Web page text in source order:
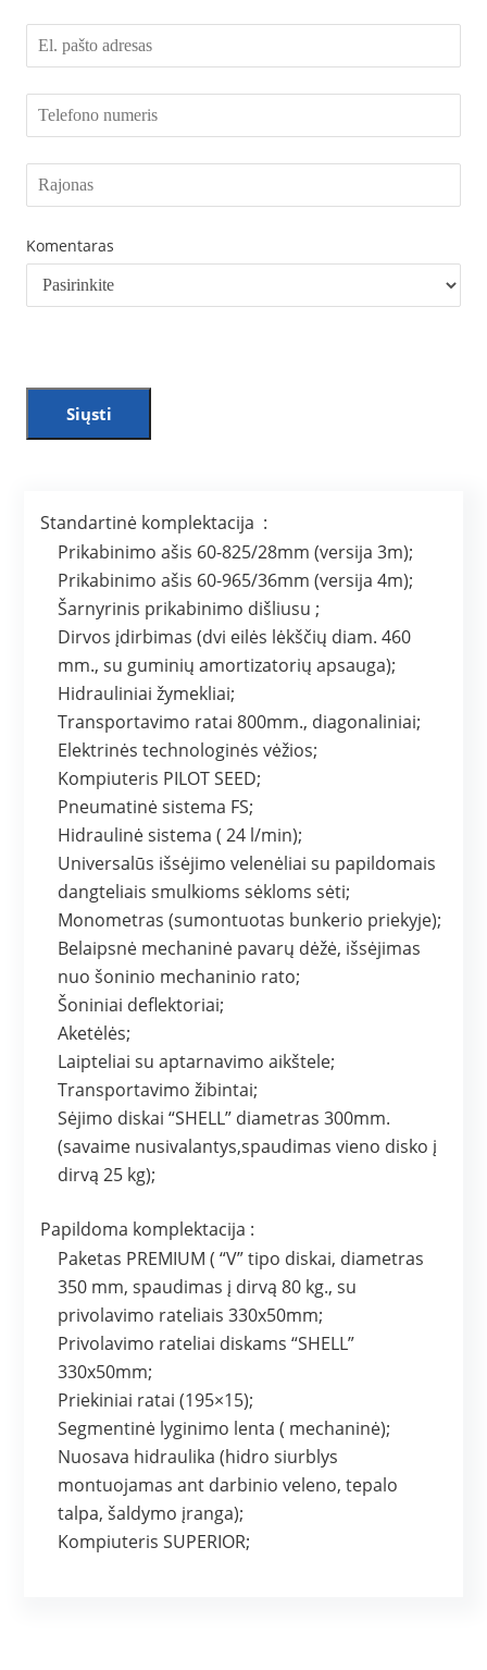
Komentaras
Siųsti
Standartinė komplektacija :
Prikabinimo ašis 60-825/28mm (versija 3m);
Prikabinimo ašis 60-965/36mm (versija 4m);
Šarnyrinis prikabinimo dišliusu ;
Dirvos įdirbimas (dvi eilės lėkščių diam. 460
mm., su guminių amortizatorių apsauga);
Hidrauliniai žymekliai;
Transportavimo ratai 800mm., diagonaliniai;
Elektrinės technologinės vėžios;
Kompiuteris PILOT SEED;
Pneumatinė sistema FS;
Hidraulinė sistema ( 24 l/min);
Universalūs išsėjimo velenėliai su papildomais
dangteliais smulkioms sėkloms sėti;
Monometras (sumontuotas bunkerio priekyje);
Belaipsnė mechaninė pavarų dėžė, išsėjimas
nuo šoninio mechaninio rato;
Šoniniai deflektoriai;
Aketėlės;
Laipteliai su aptarnavimo aikštele;
Transportavimo žibintai;
Sėjimo diskai “SHELL” diametras 300mm.
(savaime nusivalantys,spaudimas vieno disko į
dirvą 25 kg);
Papildoma komplektacija :
Paketas PREMIUM ( “V” tipo diskai, diametras
350 mm, spaudimas į dirvą 80 kg., su
privolavimo rateliais 330x50mm;
Privolavimo rateliai diskams “SHELL”
330x50mm;
Priekiniai ratai (195×15);
Segmentinė lyginimo lenta ( mechaninė);
Nuosava hidraulika (hidro siurblys
montuojamas ant darbinio veleno, tepalo
talpa, šaldymo įranga);
Kompiuteris SUPERIOR;